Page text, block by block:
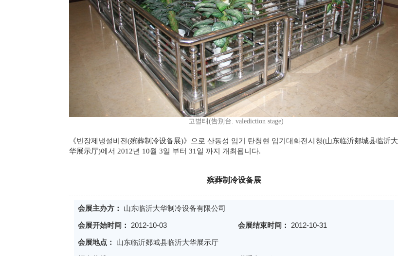
고별태(告別台. valediction stage)
《빈장제냉설비전(殡葬制冷设备展)》으로 산동성 임기 탄청현 임기대화전시청(山东临沂郯城县临沂大
华展示厅)에서 2012년 10월 3일 부터 31일 까지 개최됩니다.
殡葬制冷设备展
会展主办方： 山东临沂大华制冷设备有限公司
会展开始时间： 2012-10-03 会展结束时间： 2012-10-31
会展地点： 山东临沂郯城县临沂大华展示厅